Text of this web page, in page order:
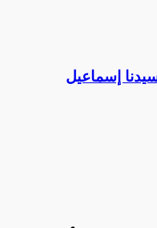
إسماعيل